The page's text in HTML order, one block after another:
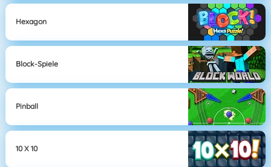
Hexagon
Block-Spiele
Pinball
10 X 10